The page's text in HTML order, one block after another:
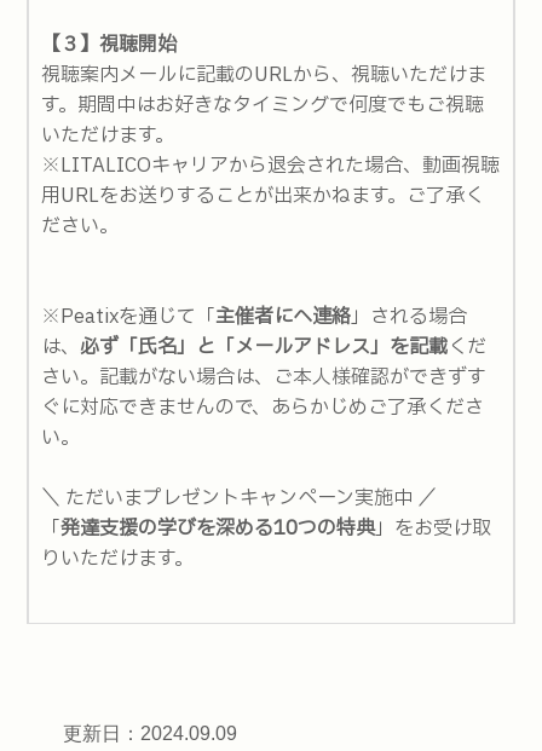
【３】視聴開始
視聴案内メールに記載のURLから、視聴いただけま
す。期間中はお好きなタイミングで何度でもご視聴
いただけます。
※LITALICOキャリアから退会された場合、動画視聴
用URLをお送りすることが出来かねます。ご了承く
ださい。
※Peatixを通じて「主催者にへ連絡」される場合
は、 必ず「氏名」と「メールアドレス」を記載くだ
さい。記載がない場合は、ご本人様確認ができずす
ぐに対応できませんので、あらかじめご了承くださ
い。
＼ ただいまプレゼントキャンペーン実施中 ／
「発達支援の学びを深める10つの特典」をお受け取
りいただけます。
更新日：2024.09.09